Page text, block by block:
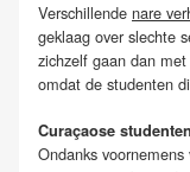
Verschillende nare
geklaag over slechte
zichzelf gaan dan
omdat de studenten
Curaçaose
Ondanks